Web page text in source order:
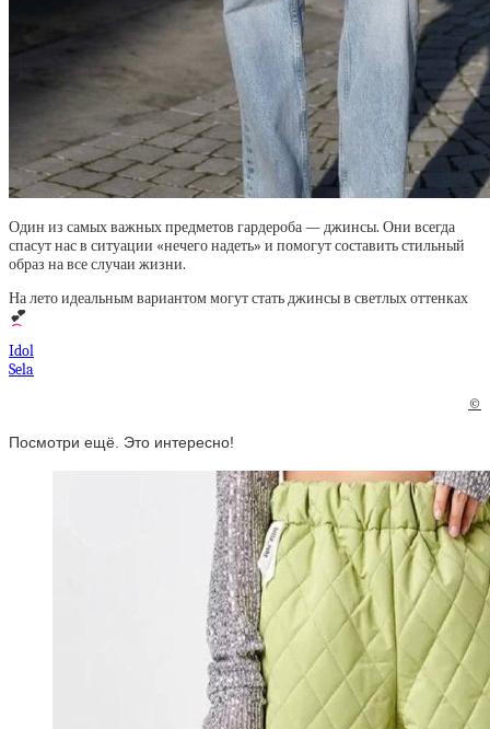
Один из самых важных предметов гардероба — джинсы. Они всегда
спасут нас в ситуации «нечего надеть» и помогут составить стильный
образ на все случаи жизни.
На лето идеальным вариантом могут стать джинсы в светлых оттенках
💕
Idol
Sela
©
Посмотри ещё. Это интересно!